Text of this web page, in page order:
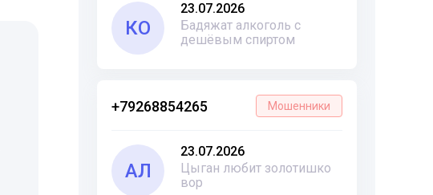
КО
23.07.2026
Бадяжат алкоголь с
дешёвым спиртом
+79268854265 Мошенники
АЛ
23.07.2026
Цыган любит золотишко
вор